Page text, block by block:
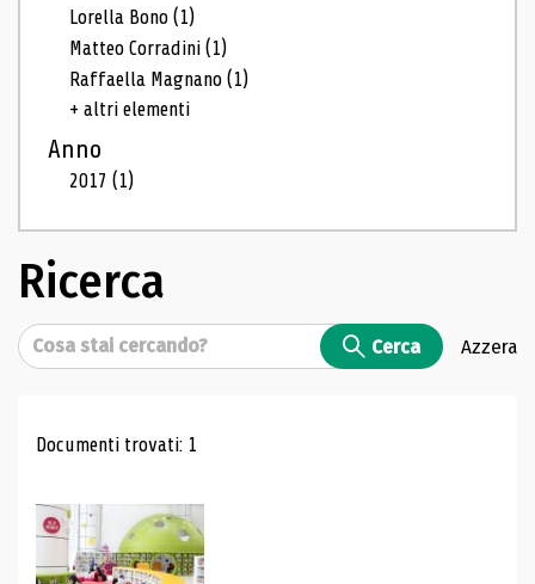
Lorella Bono(1)
Matteo Corradini(1)
Raffaella Magnano(1)
+ altri elementi
Anno
2017(1)
Ricerca
Cerca Cerca Azzera
Risultati di ricerca
Documenti trovati: 1